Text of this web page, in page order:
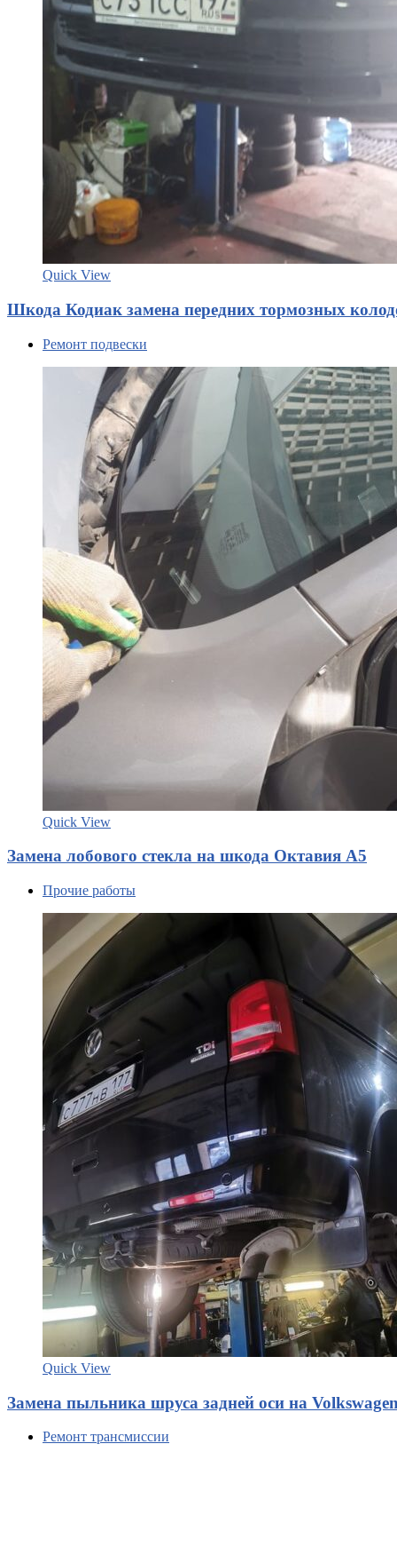
Quick View
Шкода Кодиак замена передних тормозных
Ремонт подвески
Quick View
Замена лобового стекла на шкода Октавия А5
Прочие работы
Quick View
Замена пыльника шруса задней оси на
Ремонт трансмиссии